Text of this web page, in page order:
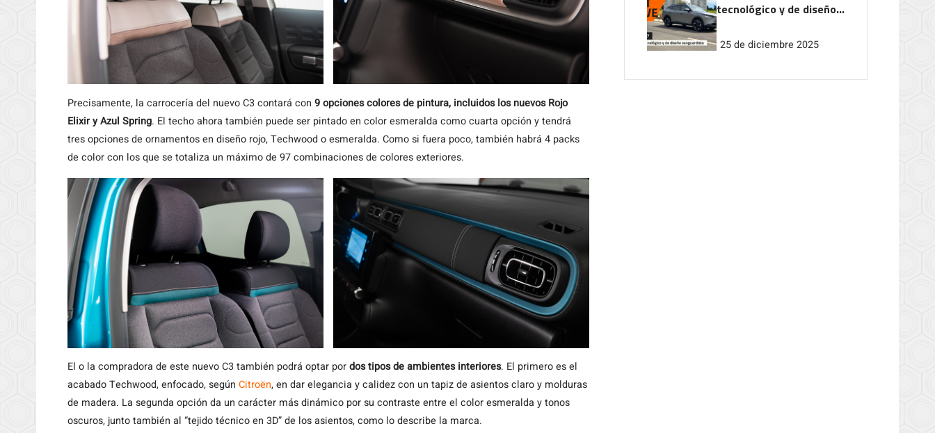
Precisamente, la carrocería del nuevo C3 contará con 9 opciones colores de pintura, incluidos los nuevos Rojo
Elixir y Azul Spring. El techo ahora también puede ser pintado en color esmeralda como cuarta opción y tendrá
tres opciones de ornamentos en diseño rojo, Techwood o esmeralda. Como si fuera poco, también habrá 4 packs
de color con los que se totaliza un máximo de 97 combinaciones de colores exteriores.
El o la compradora de este nuevo C3 también podrá optar pordos tipos de ambientes interiores. El primero es el
acabado Techwood, enfocado, según Citroën, en dar elegancia y calidez con un tapiz de asientos claro y molduras
de madera. La segunda opción da un carácter más dinámico por su contraste entre el color esmeralda y tonos
oscuros, junto también al “tejido técnico en 3D” de los asientos, como lo describe la marca.
tecnológico y de diseño
25 de diciembre 2025